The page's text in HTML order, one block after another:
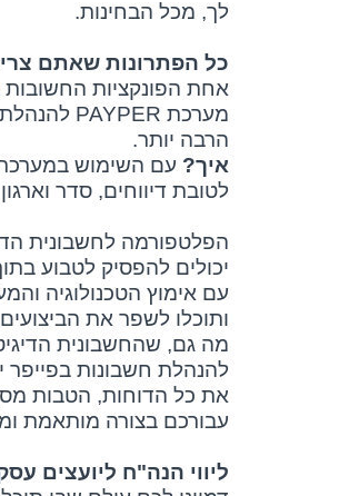
לך, מכל הבחינות.
כל הפתרונות שאתם
אחת הפונקציות
מערכת PAYPER
הרבה יותר.
איך? עם השימוש במערכת
לטובת דיווחים, סדר
הפלטפורמה לחשבונית
יכולים להפסיק לטבוע
עם אימוץ הטכנולוגיה
ותוכלו לשפר את הביצועים העסקיים
מה גם, שהחשבונית
להנהלת חשבונות
את כל הדוחות, הטבות
עבורכם בצורה מותאמת
ליווי הנה"ח ליועצים